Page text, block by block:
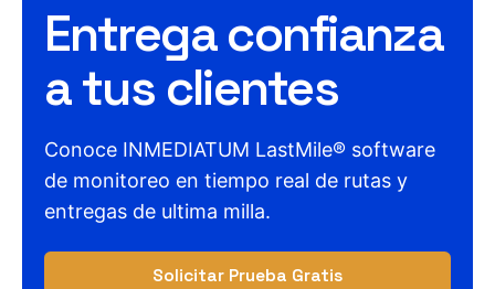
Entrega confianza
a tus clientes
Conoce INMEDIATUM LastMile® software
de monitoreo en tiempo real de rutas y
entregas de ultima milla.
Solicitar Prueba Gratis